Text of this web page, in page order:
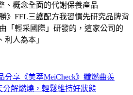
、概念全面的代謝保養產品
》FFL三護配方我習慣先研究品牌背
「輕采國際」研發的，這家公司的
人為本」
分享《美萃MeiCheck》纖燃曲羨
解燃燒，輕鬆維持好狀態